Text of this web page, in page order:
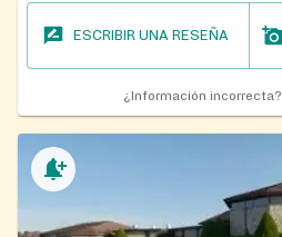
ESCRIBIR UNA RESEÑA
¿Información incorrecta?